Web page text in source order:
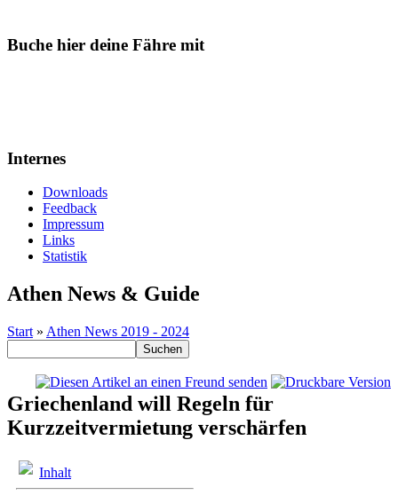
Buche hier deine Fähre mit
Internes
Downloads
Feedback
Impressum
Links
Statistik
Athen News & Guide
Start » Athen News 2019 - 2024
Griechenland will Regeln für
Kurzzeitvermietung verschärfen
Inhalt